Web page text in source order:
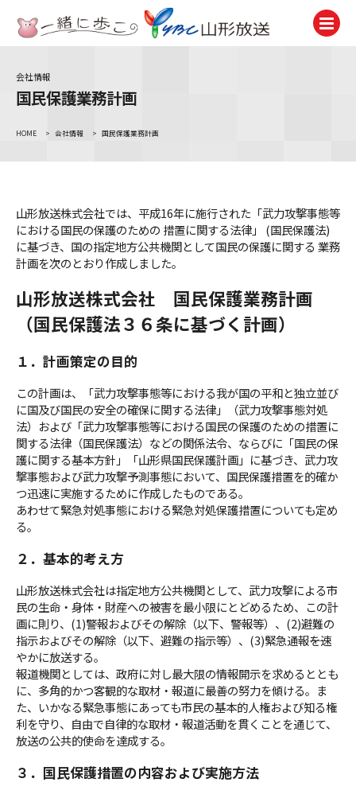
テレビ
TV
ラジオ
アナウンサー
Announcer
Event
試写会・プレゼント
ＹＢＣオンデマンド
やまがた情熱市場
会社情報
国民保護業務計画
HOME > 会社情報 > 国民保護業務計画
山形放送株式会社では、平成16年に施行された「武力攻撃事態等
における国民の保護のための 措置に関する法律」 (国民保護法)
に基づき、国の指定地方公共機関として国民の保護に関する 業務
計画を次のとおり作成しました。
山形放送株式会社 国民保護業務計画
（国民保護法３６条に基づく計画）
１．計画策定の目的
この計画は、「武力攻撃事態等における我が国の平和と独立並び
に国及び国民の安全の確保に関する法律」（武力攻撃事態対処
法）および「武力攻撃事態等における国民の保護のための措置に
関する法律（国民保護法）などの関係法令、ならびに「国民の保
護に関する基本方針」「山形県国民保護計画」に基づき、武力攻
撃事態および武力攻撃予測事態において、国民保護措置を的確か
つ迅速に実施するために作成したものである。
あわせて緊急対処事態における緊急対処保護措置についても定め
る。
２．基本的考え方
山形放送株式会社は指定地方公共機関として、武力攻撃による市
民の生命・身体・財産への被害を最小限にとどめるため、この計
画に則り、(1)警報およびその解除（以下、警報等）、(2)避難の
指示およびその解除（以下、避難の指示等）、(3)緊急通報――を速
やかに放送する。
報道機関としては、政府に対し最大限の情報開示を求めるととも
に、多角的かつ客観的な取材・報道に最善の努力を傾ける。ま
た、いかなる緊急事態にあっても市民の基本的人権および知る権
利を守り、自由で自律的な取材・報道活動を貫くことを通じて、
放送の公共的使命を達成する。
３．国民保護措置の内容および実施方法